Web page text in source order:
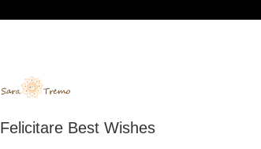
Felicitare Best Wishes